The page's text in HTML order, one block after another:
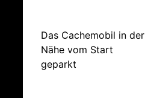
Das Cachemobil in der
Nähe vom Start
geparkt